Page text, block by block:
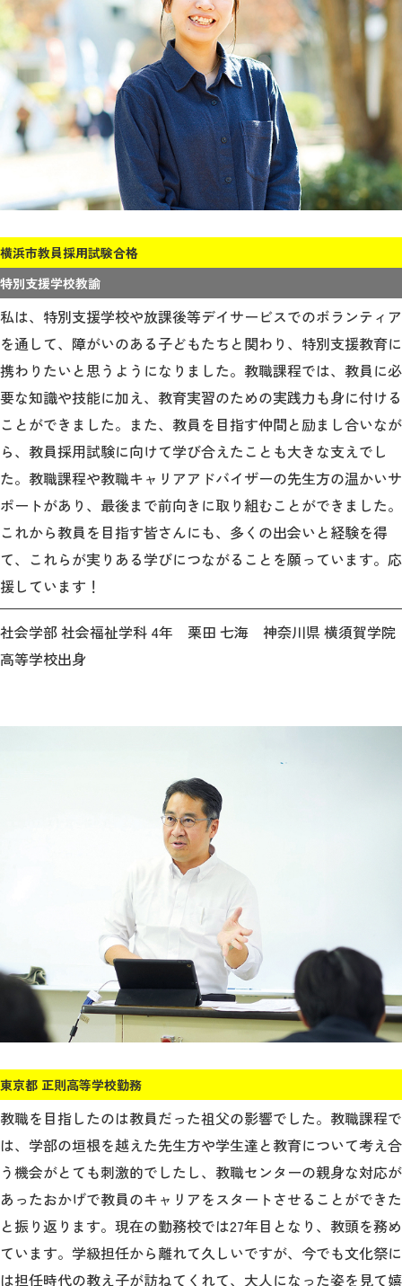
横浜市教員採用試験合格
特別支援学校教諭
私は、特別支援学校や放課後等デイサービスでのボランティア
を通して、障がいのある子どもたちと関わり、特別支援教育に
携わりたいと思うようになりました。教職課程では、教員に必
要な知識や技能に加え、教育実習のための実践力も身に付ける
ことができました。また、教員を目指す仲間と励まし合いなが
ら、教員採用試験に向けて学び合えたことも大きな支えでし
た。教職課程や教職キャリアアドバイザーの先生方の温かいサ
ポートがあり、最後まで前向きに取り組むことができました。
これから教員を目指す皆さんにも、多くの出会いと経験を得
て、これらが実りある学びにつながることを願っています。応
援しています！
社会学部 社会福祉学科 4年 栗田 七海 神奈川県 横須賀学院
高等学校出身
東京都 正則高等学校勤務
教職を目指したのは教員だった祖父の影響でした。教職課程で
は、学部の垣根を越えた先生方や学生達と教育について考え合
う機会がとても刺激的でしたし、教職センターの親身な対応が
あったおかげで教員のキャリアをスタートさせることができた
と振り返ります。現在の勤務校では27年目となり、教頭を務め
ています。学級担任から離れて久しいですが、今でも文化祭に
は担任時代の教え子が訪ねてくれて、大人になった姿を見て嬉